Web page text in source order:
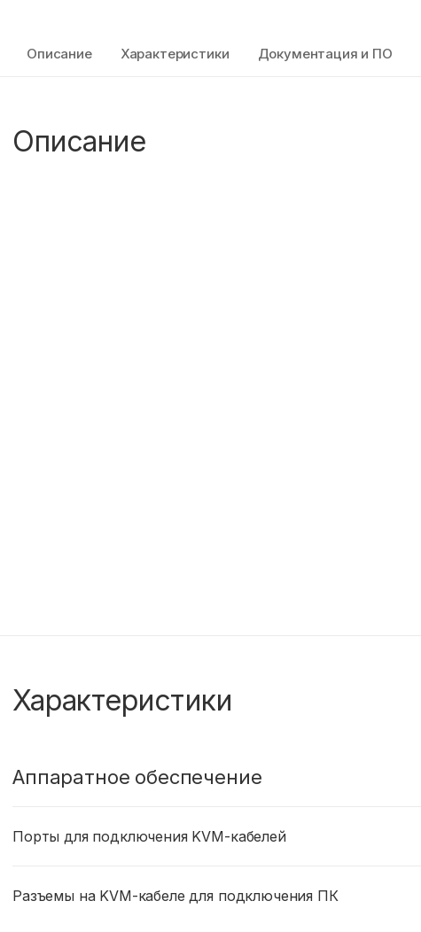
Описание Характеристики Документация и ПО
Описание
Характеристики
Аппаратное обеспечение
Порты для подключения KVM-кабелей
Разъемы на KVM-кабеле для подключения ПК